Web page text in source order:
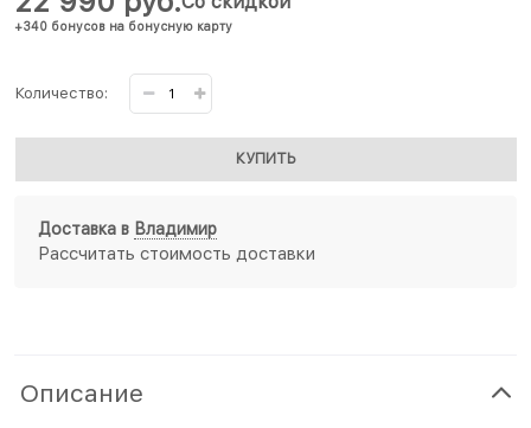
+340 бонусов на бонусную карту
Количество:
КУПИТЬ
Доставка в Владимир
Рассчитать стоимость доставки
Описание